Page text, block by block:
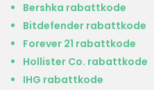
Bershka rabattkode
Bitdefender rabattkode
Forever 21 rabattkode
Hollister Co. rabattkode
IHG rabattkode